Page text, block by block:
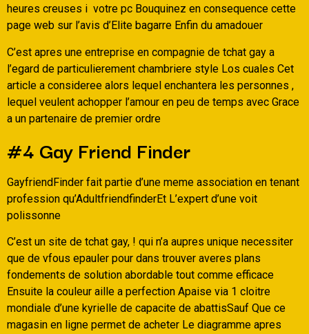
heures creuses i votre pc Bouquinez en consequence cette
page web sur l’avis d’Elite bagarre Enfin du amadouer
C’est apres une entreprise en compagnie de tchat gay a
l’egard de particulierement chambriere style Los cuales Cet
article a consideree alors lequel enchantera les personnes ,
lequel veulent achopper l’amour en peu de temps avec Grace
a un partenaire de premier ordre
#4 Gay Friend Finder
GayfriendFinder fait partie d’une meme association en tenant
profession qu’AdultfriendfinderEt L’expert d’une voit
polissonne
C’est un site de tchat gay, ! qui n’a aupres unique necessiter
que de vfous epauler pour dans trouver averes plans
fondements de solution abordable tout comme efficace
Ensuite la couleur aille a perfection Apaise via 1 cloitre
mondiale d’une kyrielle de capacite de abattisSauf Que ce
magasin en ligne permet de acheter Le diagramme apres